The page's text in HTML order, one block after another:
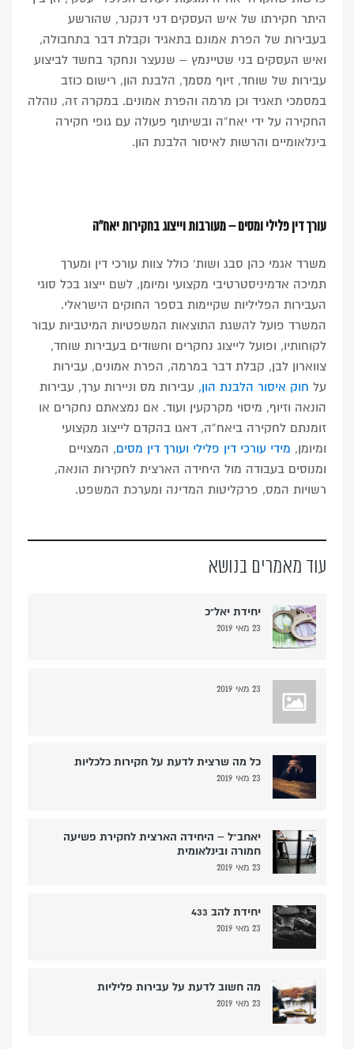
היתר חקירתו של איש העסקים דני דנקנר, שהורשע
בעבירות של הפרת אמונם בתאגיד וקבלת דבר בתחבולה,
ואיש העסקים בני שטיינמץ – שנעצר ונחקר בחשד לביצוע
עבירות של שוחד, זיוף מסמך, הלבנת הון, רישום כוזב
במסמכי תאגיד וכן מרמה והפרת אמונים. במקרה זה, נוהלה
החקירה על ידי יאח”ה ובשיתוף פעולה עם גופי חקירה
בינלאומיים והרשות לאיסור הלבנת הון.
עורך דין פלילי ומסים – מעורבות וייצוג בחקירות יאח”ה
משרד אגמי כהן סבג ושות’ כולל צוות עורכי דין ומערך
תמיכה אדמיניסטרטיבי מקצועי ומיומן, לשם ייצוג בכל סוגי
העבירות הפליליות שקיימות בספר החוקים הישראלי.
המשרד פועל להשגת התוצאות המשפטיות המיטביות עבור
לקוחותיו, ופועל לייצוג נחקרים וחשודים בעבירות שוחד,
צווארון לבן, קבלת דבר במרמה, הפרת אמונים, עבירות
על חוק איסור הלבנת הון, עבירות מס וניירות ערך, עבירות
הונאה וזיוף, מיסוי מקרקעין ועוד. אם נמצאתם נחקרים או
זומנתם לחקירה ביאח”ה, דאגו בהקדם לייצוג מקצועי
ומיומן, מידי עורכי דין פלילי ועורך דין מסים, המצויים
ומנוסים בעבודה מול היחידה הארצית לחקירות הונאה,
רשויות המס, פרקליטות המדינה ומערכת המשפט.
עוד מאמרים בנושא
יחידת יאל”כ
23 מאי 2019
23 מאי 2019
כל מה שרצית לדעת על חקירות כלכליות
23 מאי 2019
יאחב”ל – היחידה הארצית לחקירת פשיעה
חמורה ובינלאומית
23 מאי 2019
יחידת להב 433
23 מאי 2019
מה חשוב לדעת על עבירות פליליות
23 מאי 2019